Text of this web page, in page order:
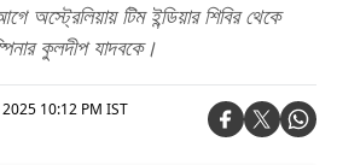
অস্ট্রেলিয়ায় টিম ইন্ডিয়ার শিবির থেকে
কুলদীপ যাদবকে।
10:12 PM IST